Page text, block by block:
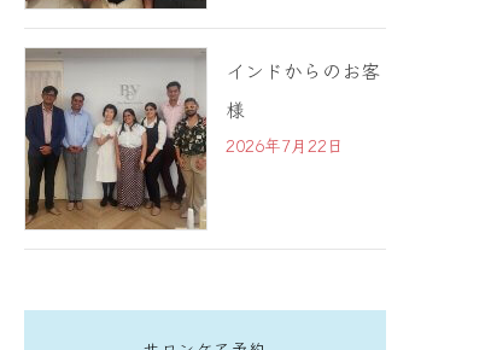
インドからのお客
様
2026年7月22日